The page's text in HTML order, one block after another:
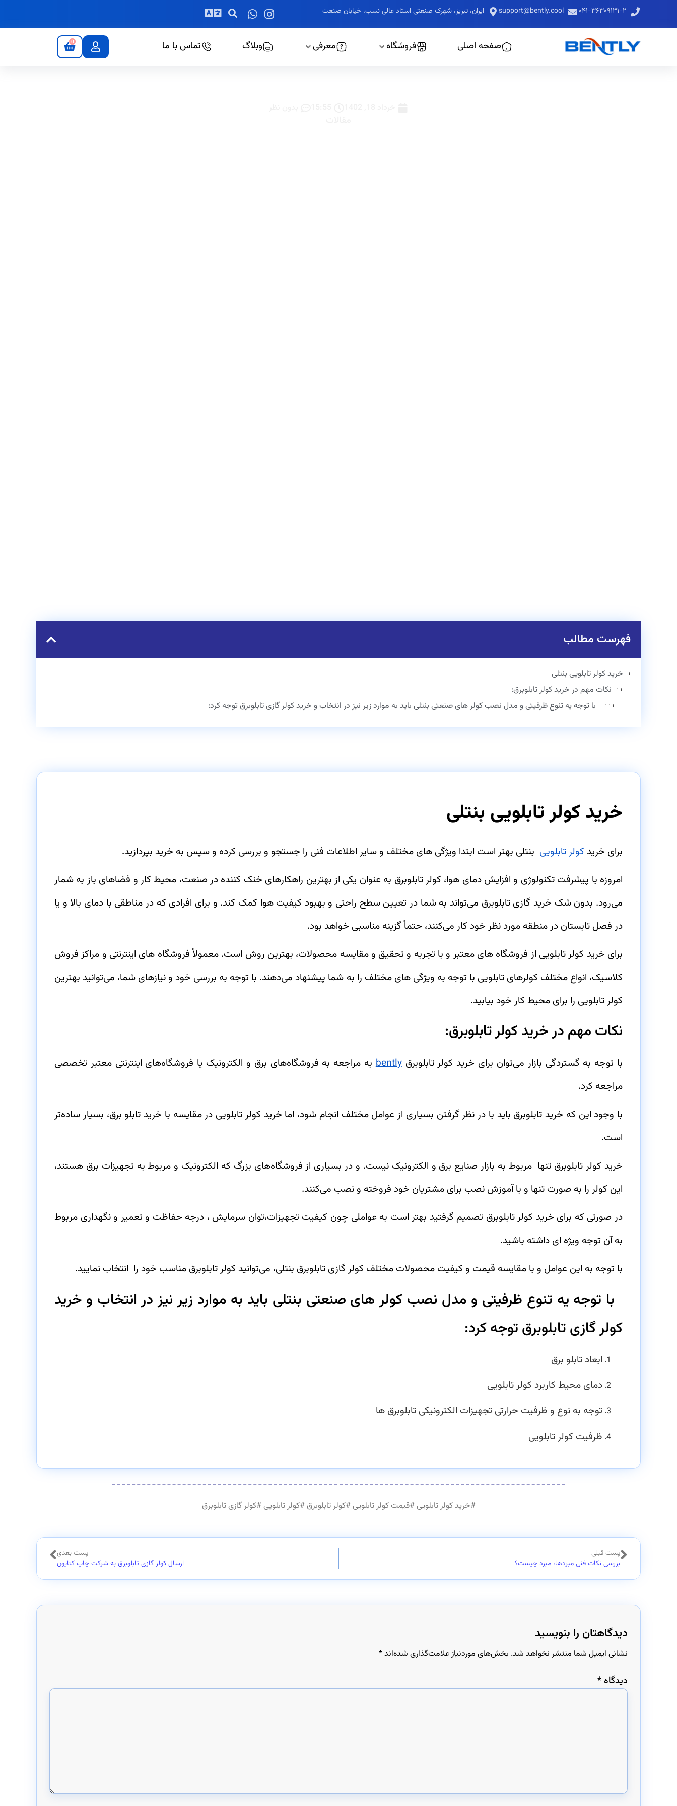
۰۴۱-۳۶۳۰۹۱۳۱-۲ support@bently.cool ایران، تبریز، شهرک صنعتی استاد عالی نسب، خیابان صنعت
صفحه اصلی فروشگاه معرفی وبلاگ تماس با ما 0
فهرست مطالب
خرید کولر تابلویی بنتلی
نکات مهم در خرید کولر تابلوبرق:
با توجه یه تنوع ظرفیتی و مدل نصب کولر های صنعتی بنتلی باید به موارد زیر نیز در انتخاب و خرید کولر گازی تابلوبرق توجه کرد:
خرید کولر تابلویی بنتلی
برای خرید کولر تابلویی بنتلی بهتر است ابتدا ویژگی های مختلف و سایر اطلاعات فنی را جستجو و بررسی کرده و سپس به خرید بپردازید.
امروزه با پیشرفت تکنولوژی و افزایش دمای هوا، کولر تابلوبرق به عنوان یکی از بهترین راهکارهای خنک کننده در صنعت، محیط کار و فضاهای باز به شمار
می‌رود. بدون شک خرید گازی تابلوبرق می‌تواند به شما در تعیین سطح راحتی و بهبود کیفیت هوا کمک کند. و برای افرادی که در مناطقی با دمای بالا و یا
در فصل تابستان در منطقه مورد نظر خود کار می‌کنند، حتماً گزینه مناسبی خواهد بود.
برای خرید کولر تابلویی از فروشگاه های معتبر و با تجربه و تحقیق و مقایسه محصولات، بهترین روش است. معمولاً فروشگاه های اینترنتی و مراکز فروش
کلاسیک، انواع مختلف کولرهای تابلویی با توجه به ویژگی های مختلف را به شما پیشنهاد می‌دهند. با توجه به بررسی خود و نیازهای شما، می‌توانید بهترین
کولر تابلویی را برای محیط کار خود بیابید.
نکات مهم در خرید کولر تابلوبرق:
با توجه به گستردگی بازار می‌توان برای خرید کولر تابلوبرقbentlyبه مراجعه به فروشگاه‌های برق و الکترونیک یا فروشگاه‌های اینترنتی معتبر تخصصی
مراجعه کرد.
با وجود این که خرید تابلوبرق باید با در نظر گرفتن بسیاری از عوامل مختلف انجام شود، اما خرید کولر تابلویی در مقایسه با خرید تابلو برق، بسیار ساده‌تر
است.
خرید کولر تابلوبرق تنها مربوط به بازار صنایع برق و الکترونیک نیست. و در بسیاری از فروشگاه‌های بزرگ که الکترونیک و مربوط به تجهیزات برق هستند،
این کولر را به صورت تنها و با آموزش نصب برای مشتریان خود فروخته و نصب می‌کنند.
در صورتی که برای خرید کولر تابلوبرق تصمیم گرفتید بهتر است به عواملی چون کیفیت تجهیزات،توان سرمایش ، درجه حفاظت و تعمیر و نگهداری مربوط
به آن توجه ویژه ای داشته باشید.
با توجه به این عوامل و با مقایسه قیمت و کیفیت محصولات مختلف کولر گازی تابلوبرق بنتلی، می‌توانید کولر تابلوبرق مناسب خود را انتخاب نمایید.
با توجه یه تنوع ظرفیتی و مدل نصب کولر های صنعتی بنتلی باید به موارد زیر نیز در انتخاب و خرید
کولر گازی تابلوبرق توجه کرد:
ابعاد تابلو برق
دمای محیط کاربرد کولر تابلویی
توجه به نوع و ظرفیت حرارتی تجهیزات الکترونیکی تابلوبرق ها
ظرفیت کولر تابلویی
#خرید کولر تابلویی#قیمت کولر تابلویی#کولر تابلوبرق #کولر تابلویی#کولر گازی تابلوبرق
پست قبلی
بررسی نکات فنی مبردها، مبرد چیست؟
پست بعدی
ارسال کولر گازی تابلوبرق به شرکت چاپ کتایون
دیدگاهتان را بنویسید
نشانی ایمیل شما منتشر نخواهد شد. بخش‌های موردنیاز علامت‌گذاری شده‌اند*
دیدگاه*